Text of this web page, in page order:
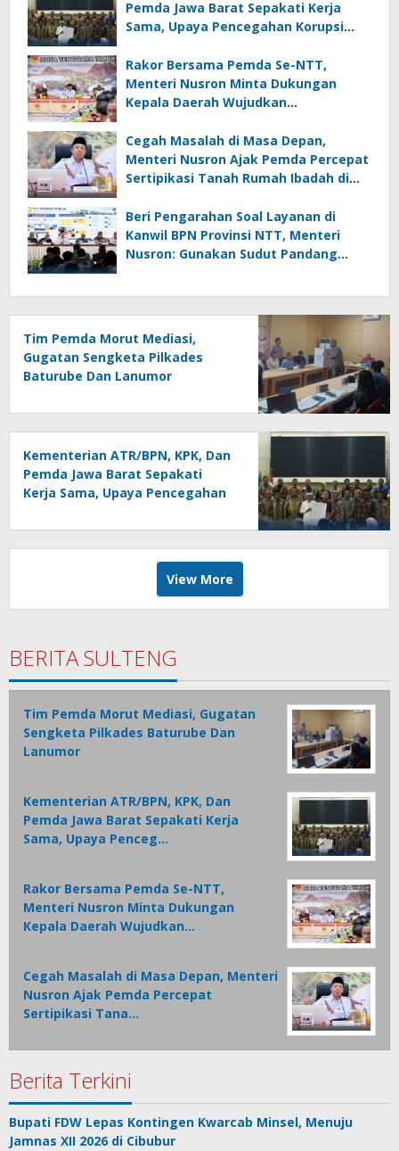
Pemda Jawa Barat Sepakati Kerja
Sama, Upaya Pencegahan Korupsi
Rakor Bersama Pemda Se-NTT,
Menteri Nusron Minta Dukungan
Kepala Daerah Wujudkan
Cegah Masalah di Masa Depan,
Menteri Nusron Ajak Pemda Percepat
Sertipikasi Tanah Rumah Ibadah di
Beri Pengarahan Soal Layanan di
Kanwil BPN Provinsi NTT, Menteri
Nusron: Gunakan Sudut Pandang
Tim Pemda Morut Mediasi,
Gugatan Sengketa Pilkades
Baturube Dan Lanumor
Kementerian ATR/BPN, KPK, Dan
Pemda Jawa Barat Sepakati
Kerja Sama, Upaya Pencegahan
Ekonomi Daerah
View More
BERITA SULTENG
Tim Pemda Morut Mediasi, Gugatan
Sengketa Pilkades Baturube Dan
Lanumor
Kementerian ATR/BPN, KPK, Dan
Pemda Jawa Barat Sepakati Kerja
Sama, Upaya Penceg…
Rakor Bersama Pemda Se-NTT,
Menteri Nusron Minta Dukungan
Kepala Daerah Wujudkan…
Cegah Masalah di Masa Depan, Menteri
Nusron Ajak Pemda Percepat
Sertipikasi Tana…
Berita Terkini
Bupati FDW Lepas Kontingen Kwarcab Minsel, Menuju
Jamnas XII 2026 di Cibubur